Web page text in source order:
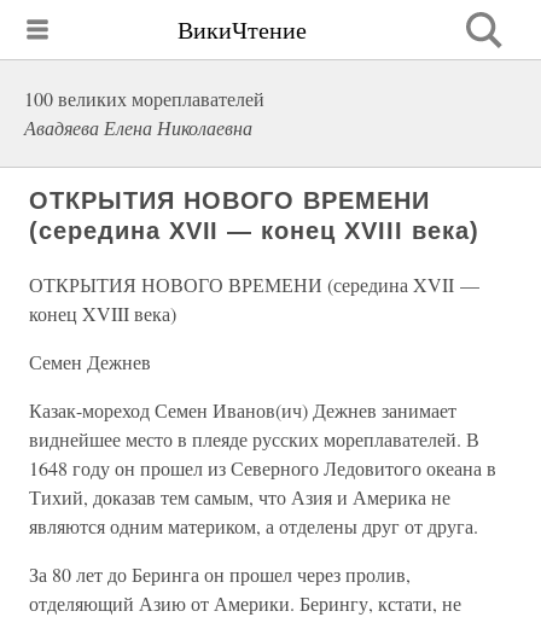
ВикиЧтение
100 великих мореплавателей
Авадяева Елена Николаевна
ОТКРЫТИЯ НОВОГО ВРЕМЕНИ
(середина XVII — конец XVIII века)
ОТКРЫТИЯ НОВОГО ВРЕМЕНИ (середина XVII —
конец XVIII века)
Семен Дежнев
Казак-мореход Семен Иванов(ич) Дежнев занимает
виднейшее место в плеяде русских мореплавателей. В
1648 году он прошел из Северного Ледовитого океана в
Тихий, доказав тем самым, что Азия и Америка не
являются одним материком, а отделены друг от друга.
За 80 лет до Беринга он прошел через пролив,
отделяющий Азию от Америки. Берингу, кстати, не